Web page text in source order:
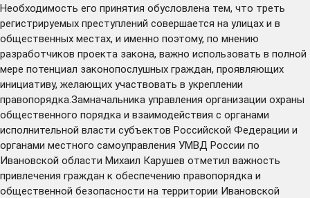
Необходимость его принятия обусловлена тем, что треть
регистрируемых преступлений совершается на улицах и в
общественных местах, и именно поэтому, по мнению
разработчиков проекта закона, важно использовать в полной
мере потенциал законопослушных граждан, проявляющих
инициативу, желающих участвовать в укреплении
правопорядка.Замначальника управления организации охраны
общественного порядка и взаимодействия с органами
исполнительной власти субъектов Российской Федерации и
органами местного самоуправления УМВД России по
Ивановской области Михаил Карушев отметил важность
привлечения граждан к обеспечению правопорядка и
общественной безопасности на территории Ивановской